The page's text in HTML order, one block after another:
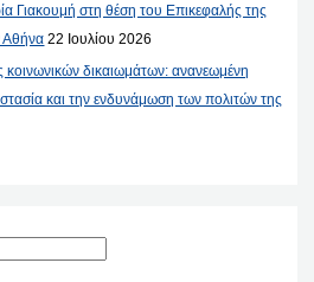
Γιακουμή στη θέση του Επικεφαλής της
Αθήνα 22 Ιουλίου 2026
δικαιωμάτων: ανανεωμένη
και την ενδυνάμωση των πολιτών της